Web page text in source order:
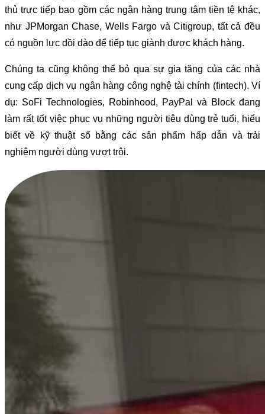
thủ trực tiếp bao gồm các ngân hàng trung tâm tiền tệ khác,
như JPMorgan Chase, Wells Fargo và Citigroup, tất cả đều
có nguồn lực dồi dào để tiếp tục giành được khách hàng.
Chúng ta cũng không thể bỏ qua sự gia tăng của các nhà
cung cấp dịch vụ ngân hàng công nghệ tài chính (fintech). Ví
dụ: SoFi Technologies, Robinhood, PayPal và Block đang
làm rất tốt việc phục vụ những người tiêu dùng trẻ tuổi, hiểu
biết về kỹ thuật số bằng các sản phẩm hấp dẫn và trải
nghiệm người dùng vượt trội.